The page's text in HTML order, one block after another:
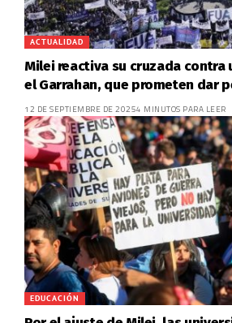
ACTUALIDAD
Milei reactiva su cruzada contra
el Garrahan, que prometen dar
12 DE SEPTIEMBRE DE 20254 MINUTOS PARA LEER
EDUCACIÓN